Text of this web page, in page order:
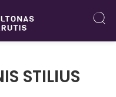
STILIUS